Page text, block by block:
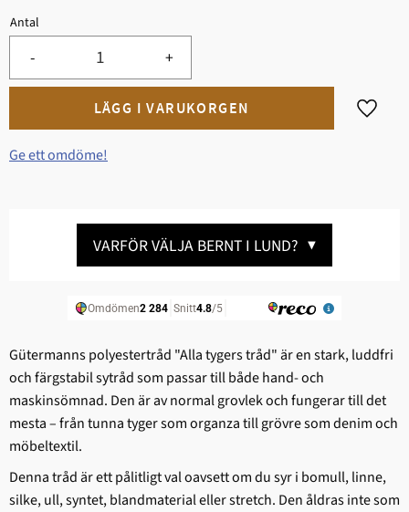
Antal
+
-
Lägg
Ge ett omdöme!
VARFÖR VÄLJA BERNT I LUND? ▼
Gütermanns polyestertråd "Alla tygers tråd" är en stark, ludd­fri
och färgstabil sytråd som passar till både hand- och
maskinsömnad. Den är av normal grovlek och fungerar till det
mesta – från tunna tyger som organza till grövre som denim och
möbeltextil.
Denna tråd är ett pålitligt val oavsett om du syr i bomull, linne,
silke, ull, syntet, blandmaterial eller stretch. Den åldras inte som